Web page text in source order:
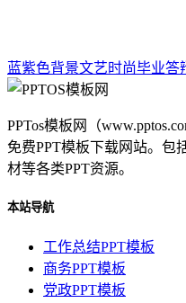
蓝紫色背景文艺时尚毕业答
PPTos模板网（
免费PPT模板下载网站。包
材等各类PPT资源。
本站导航
工作总结PPT模板
商务PPT模板
党政PPT模板